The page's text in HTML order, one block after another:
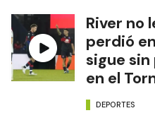
River no
perdió
sigue
en el
DEPORTES